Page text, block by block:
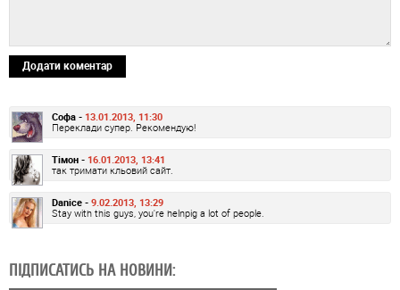
Додати коментар
Софа - 13.01.2013, 11:30
Переклади супер. Рекомендую!
Тімон - 16.01.2013, 13:41
так тримати кльовий сайт.
Danice - 9.02.2013, 13:29
Stay with this guys, you're helnpig a lot of people.
ПІДПИСАТИСЬ НА НОВИНИ: